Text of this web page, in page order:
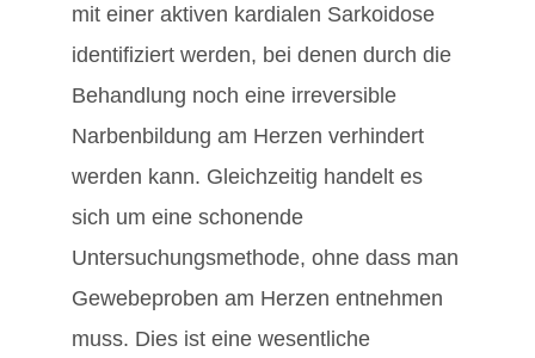
mit einer aktiven kardialen Sarkoidose
identifiziert werden, bei denen durch die
Behandlung noch eine irreversible
Narbenbildung am Herzen verhindert
werden kann. Gleichzeitig handelt es
sich um eine schonende
Untersuchungsmethode, ohne dass man
Gewebeproben am Herzen entnehmen
muss. Dies ist eine wesentliche